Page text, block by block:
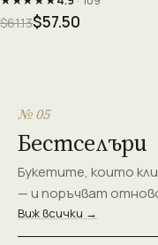
$61.13$57.50
№ 05
Бестселъри
Букетите, които
— и поръчват
Виж всички →